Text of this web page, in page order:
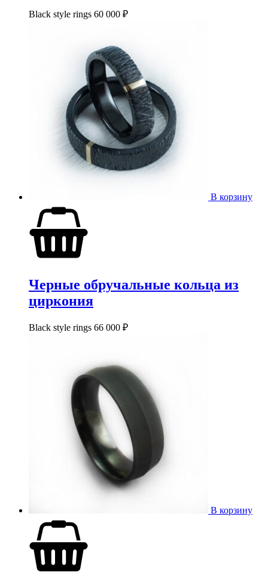
Black style rings 60 000 ₽
В корзину
Черные обручальные кольца из
циркония
Black style rings 66 000 ₽
В корзину